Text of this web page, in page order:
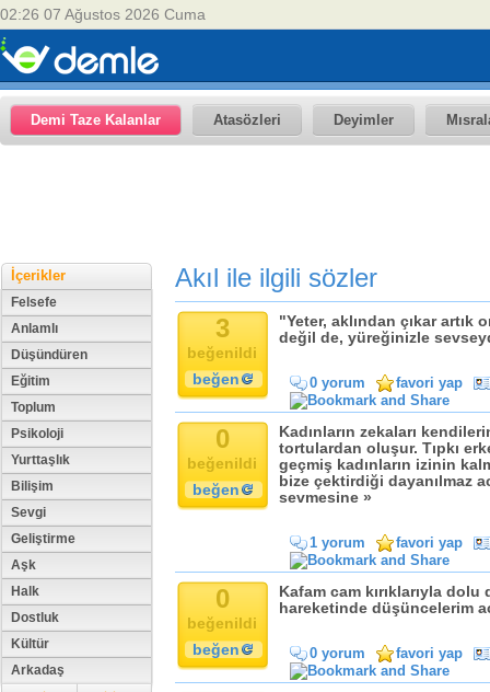
02:26 07 Ağustos 2026 Cuma
Demi Taze Kalanlar Atasözleri Deyimler
İçerikler
Felsefe
Anlamlı
Düşündüren
Eğitim
Toplum
Psikoloji
Yurttaşlık
Bilişim
Sevgi
Geliştirme
Aşk
Halk
Dostluk
Kültür
Arkadaş
Akıl ile ilgili sözler
3
beğenildi
beğen
"Yeter, aklından çıkar artık
değil de, yüreğinizle
0 yorum favori yap
0
beğenildi
beğen
Kadınların zekaları
tortulardan oluşur. Tıpkı
geçmiş kadınların izinin
bize çektirdiği dayanılmaz
sevmesine »
1 yorum favori yap
0
beğenildi
beğen
Kafam cam kırıklarıyla
hareketinde düşüncelerim
0 yorum favori yap